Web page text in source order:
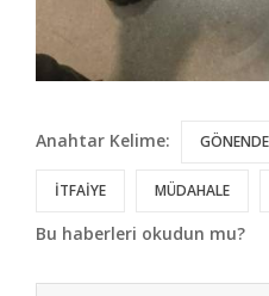
Anahtar Kelime: GÖNENDE
İTFAİYE MÜDAHALE
Bu haberleri okudun mu?